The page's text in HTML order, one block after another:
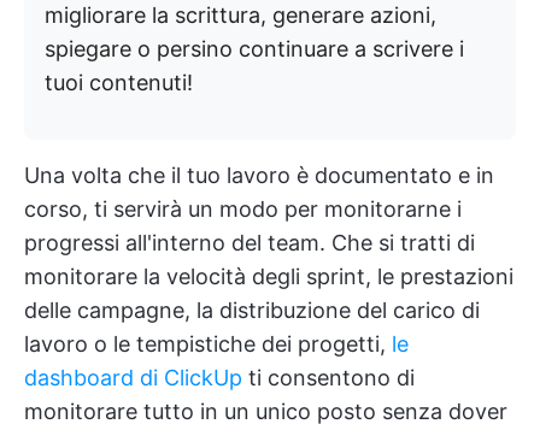
migliorare la scrittura, generare azioni,
spiegare o persino continuare a scrivere i
tuoi contenuti!
Una volta che il tuo lavoro è documentato e in
corso, ti servirà un modo per monitorarne i
progressi all'interno del team. Che si tratti di
monitorare la velocità degli sprint, le prestazioni
delle campagne, la distribuzione del carico di
lavoro o le tempistiche dei progetti, le
dashboard di ClickUp ti consentono di
monitorare tutto in un unico posto senza dover